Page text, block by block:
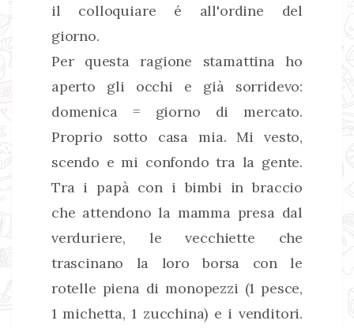
il colloquiare é all'ordine del
giorno.
Per questa ragione stamattina ho
aperto gli occhi e già sorridevo:
domenica = giorno di mercato.
Proprio sotto casa mia. Mi vesto,
scendo e mi confondo tra la gente.
Tra i papà con i bimbi in braccio
che attendono la mamma presa dal
verduriere, le vecchiette che
trascinano la loro borsa con le
rotelle piena di monopezzi (1 pesce,
1 michetta, 1 zucchina) e i venditori.